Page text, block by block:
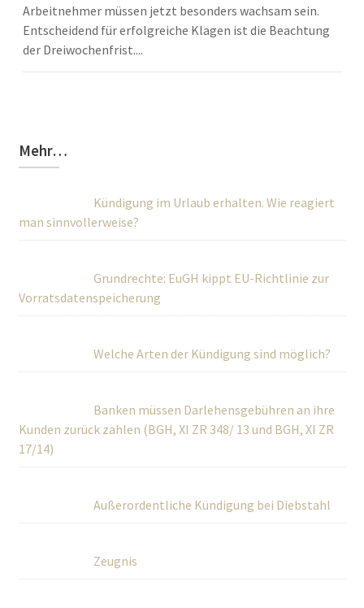
Arbeitnehmer müssen jetzt besonders wachsam sein.
Entscheidend für erfolgreiche Klagen ist die Beachtung
der Dreiwochenfrist....
Mehr…
Kündigung im Urlaub erhalten. Wie reagiert
man sinnvollerweise?
Grundrechte: EuGH kippt EU-Richtlinie zur
Vorratsdatenspeicherung
Welche Arten der Kündigung sind möglich?
Banken müssen Darlehensgebühren an ihre
Kunden zurück zahlen (BGH, XI ZR 348/ 13 und BGH, XI ZR
17/14)
Außerordentliche Kündigung bei Diebstahl
Zeugnis